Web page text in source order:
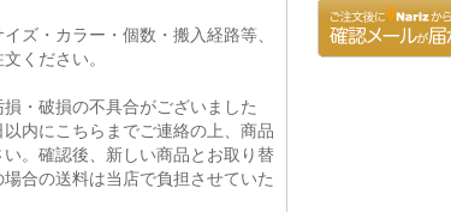
ズ・カラー・個数・搬入経路等、
ください。
・破損の不具合がございました
以内に こちら までご連絡の上、商品
。確認後、新しい商品とお取り替
合の送料は当店で負担させていた